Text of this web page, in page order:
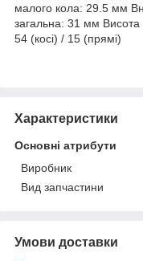
малого кола: 29.5 мм
загальна: 31 мм Висота
54 (косі) / 15 (прямі)
Характеристики
Основні атрибути
Виробник
Вид запчастини
Умови доставки